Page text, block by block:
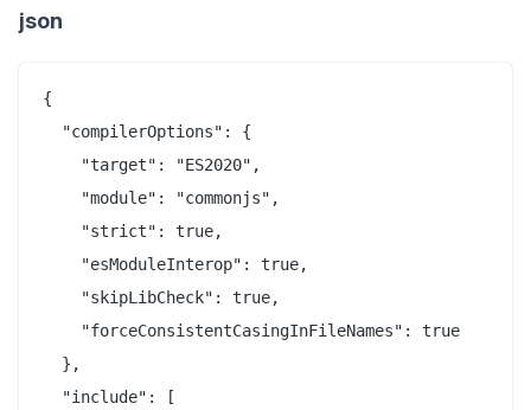
json
{
  "compilerOptions": {
    "target": "ES2020",
    "module": "commonjs",
    "strict": true,
    "esModuleInterop": true,
    "skipLibCheck": true,
    "forceConsistentCasingInFileNames": true
  },
  "include": [